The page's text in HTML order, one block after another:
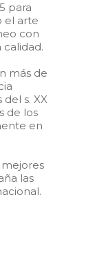
para
el arte
con
calidad.
más de
s. XX
de los
en
las